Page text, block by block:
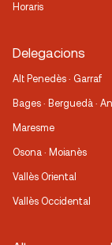
Horaris
Delegacions
Alt Penedès · Garraf
Bages · Berguedà ·
Maresme
Osona · Moianès
Vallès Oriental
Vallès Occidental